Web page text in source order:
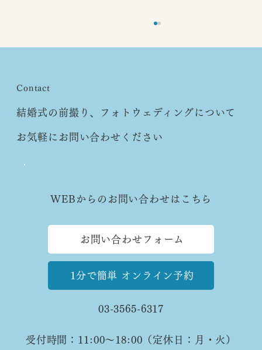
Contact
結婚式の前撮り、フォトウェディングについて
お気軽にお問い合わせください
電話でのお問い合わせはこちら
03-3565-6317
受付時間：11:00〜18:00（定休日：月・火）
WEBからのお問い合わせはこちら
1分で簡単 オンライン予約
お問い合わせフォーム